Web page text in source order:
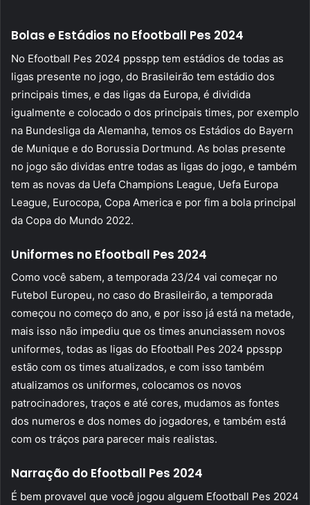
Bolas e Estádios no Efootball Pes 2024
No Efootball Pes 2024 ppsspp tem estádios de todas as
ligas presente no jogo, do Brasileirão tem estádio dos
principais times, e das ligas da Europa, é dividida
igualmente e colocado o dos principais times, por exemplo
na Bundesliga da Alemanha, temos os Estádios do Bayern
de Munique e do Borussia Dortmund. As bolas presente
no jogo são dividas entre todas as ligas do jogo, e também
tem as novas da Uefa Champions League, Uefa Europa
League, Eurocopa, Copa America e por fim a bola principal
da Copa do Mundo 2022.
Uniformes no Efootball Pes 2024
Como você sabem, a temporada 23/24 vai começar no
Futebol Europeu, no caso do Brasileirão, a temporada
começou no começo do ano, e por isso já está na metade,
mais isso não impediu que os times anunciassem novos
uniformes, todas as ligas do Efootball Pes 2024 ppsspp
estão com os times atualizados, e com isso também
atualizamos os uniformes, colocamos os novos
patrocinadores, traços e até cores, mudamos as fontes
dos numeros e dos nomes do jogadores, e também está
com os tráços para parecer mais realistas.
Narração do Efootball Pes 2024
É bem provavel que você jogou alguem Efootball Pes 2024